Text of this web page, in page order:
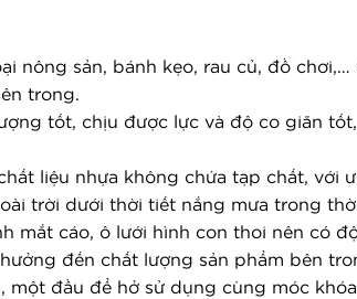
nông sản, bánh kẹo, rau củ, đồ
trong.
tốt, chịu được lực và độ co giãn
liệu nhựa không chứa tạp chất, với
trời dưới thời tiết nắng mưa trong
mắt cáo, ô lưới hình con thoi nên có
đến chất lượng sản phẩm bên
một đầu để hở sử dụng cùng móc